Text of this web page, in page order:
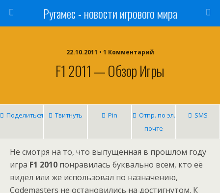
Ругамес - новости игрового мира
22.10.2011 • 1 Комментарий
F1 2011 — Обзор Игры
Поделиться Твитнуть Pin
Отпр. по эл.
почте
SMS
Не смотря на то, что выпущенная в прошлом году
игра F1 2010 понравилась буквально всем, кто её
видел или же использовал по назначению,
Codemasters не остановились на достигнутом. К